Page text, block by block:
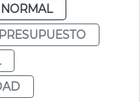
NORMAL
PRESUPUESTO